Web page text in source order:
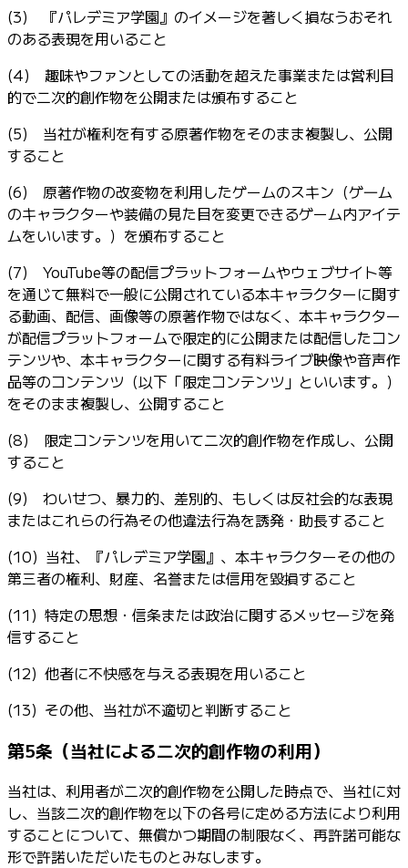
(3) 『パレデミア学園』のイメージを著しく損なうおそれ
のある表現を用いること
(4) 趣味やファンとしての活動を超えた事業または営利目
的で二次的創作物を公開または頒布すること
(5) 当社が権利を有する原著作物をそのまま複製し、公開
すること
(6) 原著作物の改変物を利用したゲームのスキン（ゲ―ム
のキャラクターや装備の見た目を変更できるゲーム内アイテ
ムをいいます。）を頒布すること
(7) YouTube等の配信プラットフォームやウェブサイト等
を通じて無料で一般に公開されている本キャラクターに関す
る動画、配信、画像等の原著作物ではなく、本キャラクター
が配信プラットフォームで限定的に公開または配信したコン
テンツや、本キャラクターに関する有料ライブ映像や音声作
品等のコンテンツ（以下「限定コンテンツ」といいます。）
をそのまま複製し、公開すること
(8) 限定コンテンツを用いて二次的創作物を作成し、公開
すること
(9) わいせつ、暴力的、差別的、もしくは反社会的な表現
またはこれらの行為その他違法行為を誘発・助長すること
(10) 当社、『パレデミア学園』、本キャラクターその他の
第三者の権利、財産、名誉または信用を毀損すること
(11) 特定の思想・信条または政治に関するメッセージを発
信すること
(12) 他者に不快感を与える表現を用いること
(13) その他、当社が不適切と判断すること
第5条（当社による二次的創作物の利用）
当社は、利用者が二次的創作物を公開した時点で、当社に対
し、当該二次的創作物を以下の各号に定める方法により利用
することについて、無償かつ期間の制限なく、再許諾可能な
形で許諾いただいたものとみなします。